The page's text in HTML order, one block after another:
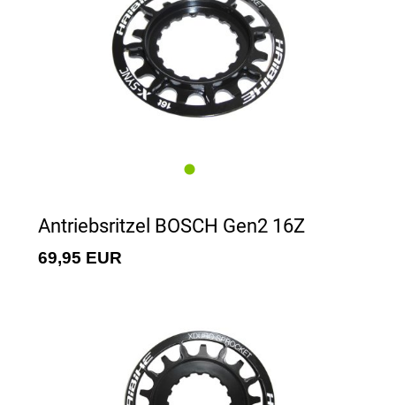
Antriebsritzel BOSCH Gen2 16Z
69,95 EUR